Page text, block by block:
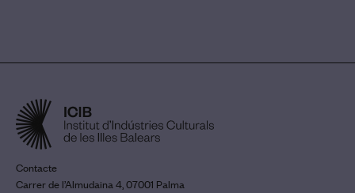
Contacte
Carrer de l’Almudaina 4, 07001 Palma